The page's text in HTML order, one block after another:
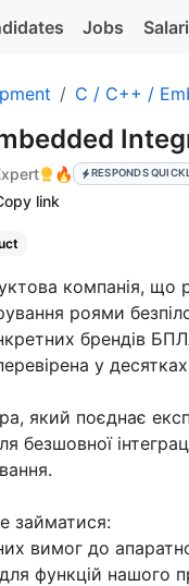
Jobs
C / C++ /
🔥 RESPONDS
link
компанія, що
роями
брендів
у
який поєднає
безшовної
займатися:
вимог до
функцій нашого